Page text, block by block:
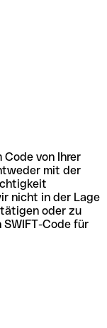
Code von Ihrer
mit der
nicht in der Lage
oder zu
Code für